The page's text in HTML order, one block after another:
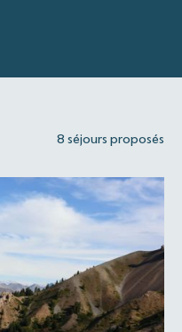
8 séjours proposés